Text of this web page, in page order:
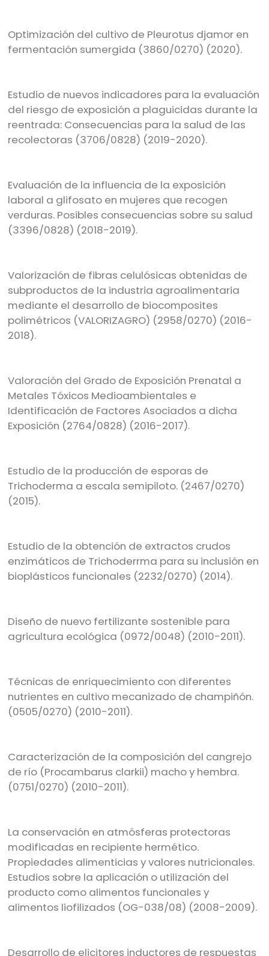
Optimización del cultivo de Pleurotus djamor en
fermentación sumergida (3860/0270) (2020).
Estudio de nuevos indicadores para la evaluación
del riesgo de exposición a plaguicidas durante la
reentrada: Consecuencias para la salud de las
recolectoras (3706/0828) (2019-2020).
Evaluación de la influencia de la exposición
laboral a glifosato en mujeres que recogen
verduras. Posibles consecuencias sobre su salud
(3396/0828) (2018-2019).
Valorización de fibras celulósicas obtenidas de
subproductos de la industria agroalimentaria
mediante el desarrollo de biocomposites
polimétricos (VALORIZAGRO) (2958/0270) (2016-
2018).
Valoración del Grado de Exposición Prenatal a
Metales Tóxicos Medioambientales e
Identificación de Factores Asociados a dicha
Exposición (2764/0828) (2016-2017).
Estudio de la producción de esporas de
Trichoderma a escala semipiloto. (2467/0270)
(2015).
Estudio de la obtención de extractos crudos
enzimáticos de Trichoderrma para su inclusión en
bioplásticos funcionales (2232/0270) (2014).
Diseño de nuevo fertilizante sostenible para
agricultura ecológica (0972/0048) (2010-2011).
Técnicas de enriquecimiento con diferentes
nutrientes en cultivo mecanizado de champiñón.
(0505/0270) (2010-2011).
Caracterización de la composición del cangrejo
de río (Procambarus clarkii) macho y hembra.
(0751/0270) (2010-2011).
La conservación en atmósferas protectoras
modificadas en recipiente hermético.
Propiedades alimenticias y valores nutricionales.
Estudios sobre la aplicación o utilización del
producto como alimentos funcionales y
alimentos liofilizados (OG-038/08) (2008-2009).
Desarrollo de elicitores inductores de respuestas